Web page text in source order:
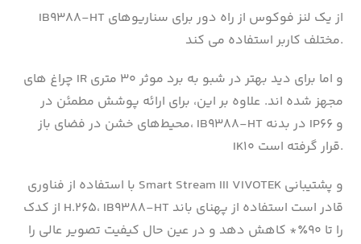
IB9388-HT از یک لنز فوکوس از راه دور برای سناریوهای
مختلف کاربر استفاده می کند.
چراغ های IR و اما برای دید بهتر در شبو به برد موثر ۳۰ متری
مجهز شده اند. علاوه بر این، برای ارائه پوشش مطمئن در
محیط‌های خشن در فضای باز، IB9388-HT در بدنه IP66 و
IK10 قرار گرفته است.
با استفاده از فناوری Smart Stream III VIVOTEK و پشتیبانی
از کدک H.265، IB9388-HT قادر است استفاده از پهنای باند
را تا ۹۰٪* کاهش دهد و در عین حال کیفیت تصویر عالی را